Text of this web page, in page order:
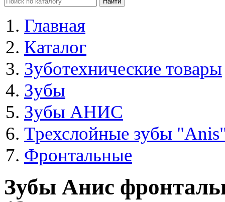
Главная
Каталог
Зуботехнические товары
Зубы
Зубы АНИС
Трехслойные зубы
Фронтальные
Зубы Анис